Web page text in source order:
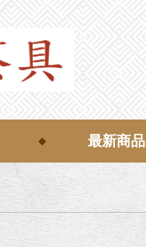
最新商品